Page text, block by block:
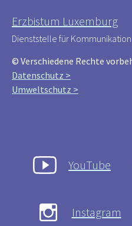
Erzbistum Luxemburg
Dienststelle für
© Verschiedene Rechte
Datenschutz >
Umweltschutz >
YouTube
Instagram